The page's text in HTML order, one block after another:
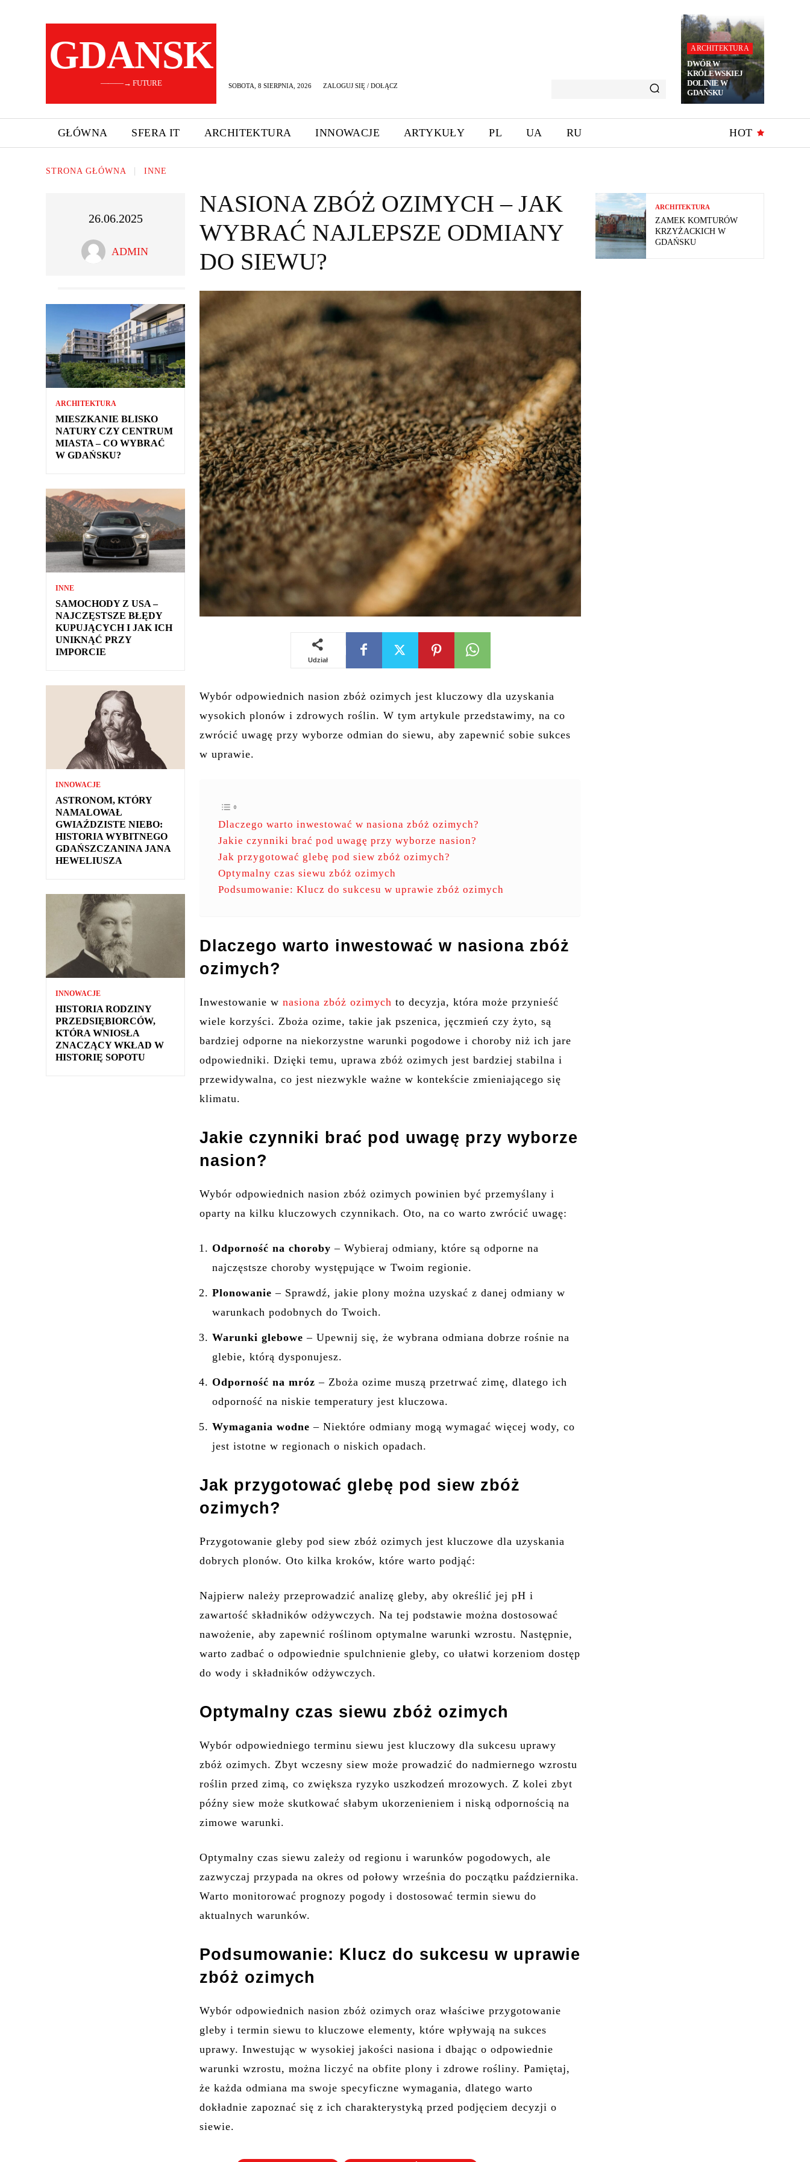
GDANSK
———→ FUTURE SOBOTA, 8 SIERPNIA, 2026 ZALOGUJ SIĘ / DOŁĄCZ
ARCHITEKTURA
DWÓR W
KRÓLEWSKIEJ
DOLINIE W
GDAŃSKU
GŁÓWNA SFERA IT ARCHITEKTURA INNOWACJE ARTYKUŁY PL UA RU HOT
STRONA GŁÓWNA INNE
26.06.2025
ADMIN
ARCHITEKTURA
MIESZKANIE BLISKO
NATURY CZY CENTRUM
MIASTA – CO WYBRAĆ
W GDAŃSKU?
INNE
SAMOCHODY Z USA –
NAJCZĘSTSZE BŁĘDY
KUPUJĄCYCH I JAK ICH
UNIKNĄĆ PRZY
IMPORCIE
INNOWACJE
ASTRONOM, KTÓRY
NAMALOWAŁ
GWIAŹDZISTE NIEBO:
HISTORIA WYBITNEGO
GDAŃSZCZANINA JANA
HEWELIUSZA
INNOWACJE
HISTORIA RODZINY
PRZEDSIĘBIORCÓW,
KTÓRA WNIOSŁA
ZNACZĄCY WKŁAD W
HISTORIĘ SOPOTU
NASIONA ZBÓŻ OZIMYCH – JAK
WYBRAĆ NAJLEPSZE ODMIANY
DO SIEWU?
Udział
Wybór odpowiednich nasion zbóż ozimych jest kluczowy dla uzyskania
wysokich plonów i zdrowych roślin. W tym artykule przedstawimy, na co
zwrócić uwagę przy wyborze odmian do siewu, aby zapewnić sobie sukces
w uprawie.
Dlaczego warto inwestować w nasiona zbóż ozimych?
Jakie czynniki brać pod uwagę przy wyborze nasion?
Jak przygotować glebę pod siew zbóż ozimych?
Optymalny czas siewu zbóż ozimych
Podsumowanie: Klucz do sukcesu w uprawie zbóż ozimych
Dlaczego warto inwestować w nasiona zbóż
ozimych?
Inwestowanie wnasiona zbóż ozimych to decyzja, która może przynieść
wiele korzyści. Zboża ozime, takie jak pszenica, jęczmień czy żyto, są
bardziej odporne na niekorzystne warunki pogodowe i choroby niż ich jare
odpowiedniki. Dzięki temu, uprawa zbóż ozimych jest bardziej stabilna i
przewidywalna, co jest niezwykle ważne w kontekście zmieniającego się
klimatu.
Jakie czynniki brać pod uwagę przy wyborze
nasion?
Wybór odpowiednich nasion zbóż ozimych powinien być przemyślany i
oparty na kilku kluczowych czynnikach. Oto, na co warto zwrócić uwagę:
Odporność na choroby – Wybieraj odmiany, które są odporne na
najczęstsze choroby występujące w Twoim regionie.
Plonowanie – Sprawdź, jakie plony można uzyskać z danej odmiany w
warunkach podobnych do Twoich.
Warunki glebowe – Upewnij się, że wybrana odmiana dobrze rośnie na
glebie, którą dysponujesz.
Odporność na mróz – Zboża ozime muszą przetrwać zimę, dlatego ich
odporność na niskie temperatury jest kluczowa.
Wymagania wodne – Niektóre odmiany mogą wymagać więcej wody, co
jest istotne w regionach o niskich opadach.
Jak przygotować glebę pod siew zbóż
ozimych?
Przygotowanie gleby pod siew zbóż ozimych jest kluczowe dla uzyskania
dobrych plonów. Oto kilka kroków, które warto podjąć:
Najpierw należy przeprowadzić analizę gleby, aby określić jej pH i
zawartość składników odżywczych. Na tej podstawie można dostosować
nawożenie, aby zapewnić roślinom optymalne warunki wzrostu. Następnie,
warto zadbać o odpowiednie spulchnienie gleby, co ułatwi korzeniom dostęp
do wody i składników odżywczych.
Optymalny czas siewu zbóż ozimych
Wybór odpowiedniego terminu siewu jest kluczowy dla sukcesu uprawy
zbóż ozimych. Zbyt wczesny siew może prowadzić do nadmiernego wzrostu
roślin przed zimą, co zwiększa ryzyko uszkodzeń mrozowych. Z kolei zbyt
późny siew może skutkować słabym ukorzenieniem i niską odpornością na
zimowe warunki.
Optymalny czas siewu zależy od regionu i warunków pogodowych, ale
zazwyczaj przypada na okres od połowy września do początku października.
Warto monitorować prognozy pogody i dostosować termin siewu do
aktualnych warunków.
Podsumowanie: Klucz do sukcesu w uprawie
zbóż ozimych
Wybór odpowiednich nasion zbóż ozimych oraz właściwe przygotowanie
gleby i termin siewu to kluczowe elementy, które wpływają na sukces
uprawy. Inwestując w wysokiej jakości nasiona i dbając o odpowiednie
warunki wzrostu, można liczyć na obfite plony i zdrowe rośliny. Pamiętaj,
że każda odmiana ma swoje specyficzne wymagania, dlatego warto
dokładnie zapoznać się z ich charakterystyką przed podjęciem decyzji o
siewie.
ARCHITEKTURA
ZAMEK KOMTURÓW
KRZYŻACKICH W
GDAŃSKU